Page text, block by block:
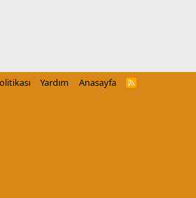
Yardım Anasayfa
R